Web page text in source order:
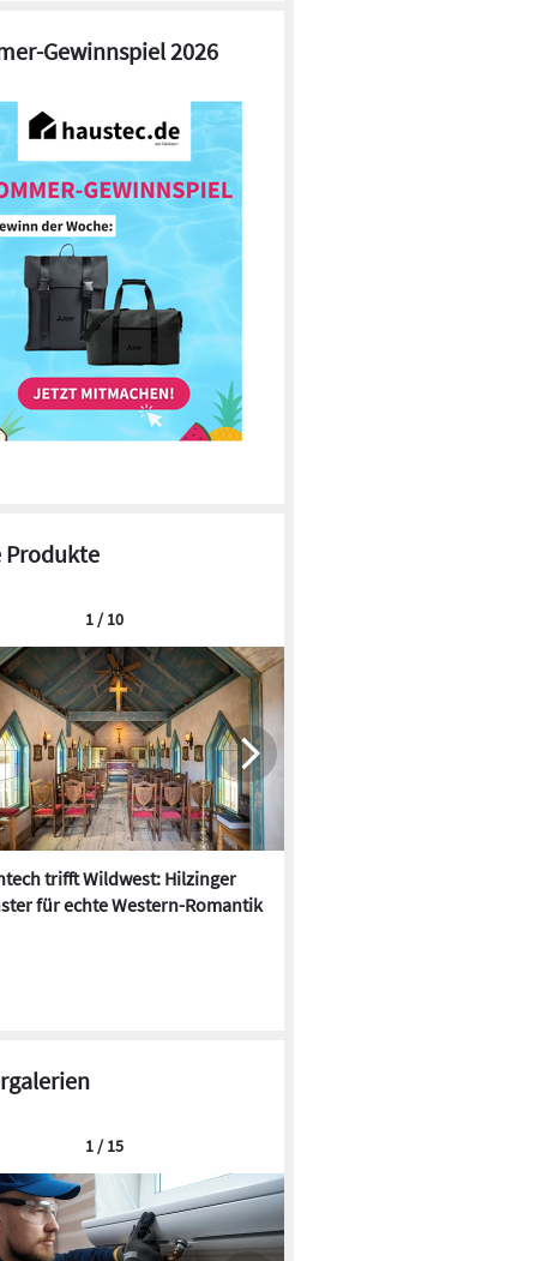
Gewinnspiel 2026
Produkte
trifft Wildwest: Hilzinger
für echte Western-Romantik
1 / 10
1 / 15